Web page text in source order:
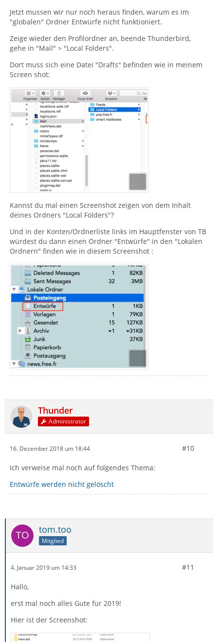
Jetzt mussen wir nur noch heraus finden, warum es im
"globalen" Ordner Entwürfe nicht funktioniert.
Zeige wieder den Profilordner an, beende Thunderbird,
gehe in "Mail" > "Local Folders".
Dort muss sich eine Datei "Drafts" befinden wie in meinem
Screen shot:
Kannst du mal einen Screenshot zeigen von dem Inhalt
deines Ordners "Local Folders"?
Und in der Konten/Ordnerliste links im Hauptfenster von TB
würdest du dann einen Ordner "Entwürfe" in den "Lokalen
Ordnern" finden wie in diesem Screenshot :
Thunder
Administrator
16. Dezember 2018 um 18:44 #10
Ich verweise mal noch auf folgendes Thema:
Entwürfe werden nicht gelöscht
tom.too
Mitglied
4. Januar 2019 um 14:33 #11
Hallo,
erst mal noch alles Gute für 2019!
Hier ist der Screenshot: